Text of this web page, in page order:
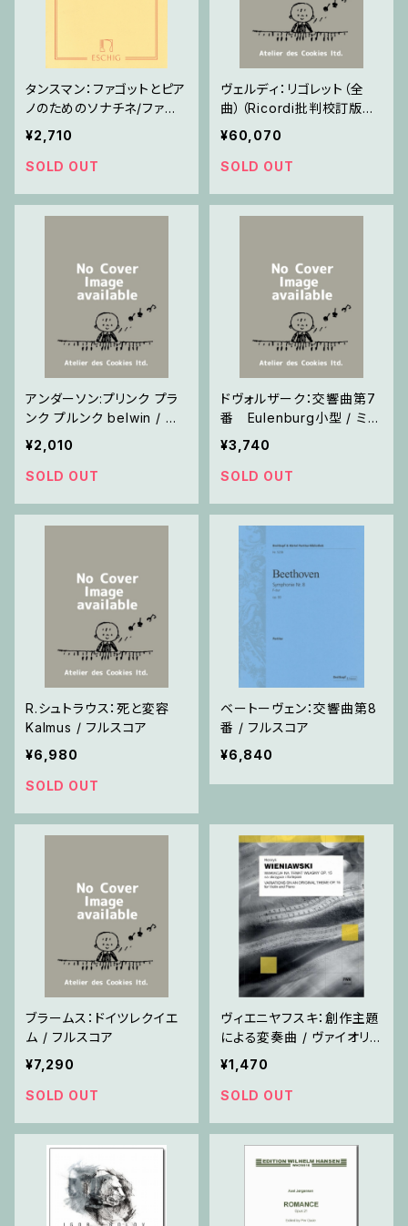
タンスマン：ファゴットとピア
ノのためのソナチネ/ファゴ
ット, ピアノ
¥2,710
SOLD OUT
ヴェルディ：リゴレット（全
曲）（Ricordi批判校訂版布
装） / フルスコア
¥60,070
SOLD OUT
アンダーソン:プリンク プラ
ンク プルンク belwin / フ
ルスコア
¥2,010
SOLD OUT
ドヴォルザーク：交響曲第7
番 Eulenburg小型 / ミニ
チュアスコア
¥3,740
SOLD OUT
R.シュトラウス：死と変容
Kalmus / フルスコア
¥6,980
SOLD OUT
ベートーヴェン：交響曲第8
番 / フルスコア
¥6,840
ブラームス：ドイツレクイエ
ム / フルスコア
¥7,290
SOLD OUT
ヴィエニヤフスキ：創作主題
による変奏曲 / ヴァイオリ
ン・ピアノ
¥1,470
SOLD OUT